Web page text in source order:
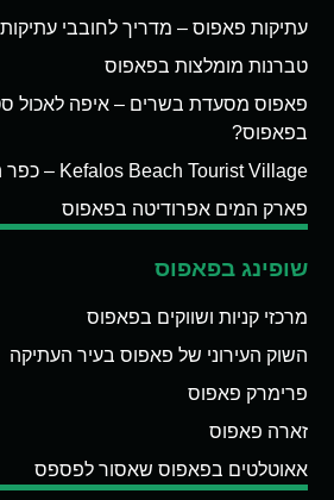
עתיקות פאפוס – מדריך לחובבי עתיקות
טברנות מומלצות בפאפוס
פאפוס מסעדת בשרים – איפה לאכול
בפאפוס?
Kefalos Beach Tourist Village – כפר הנופש קפלוס פאפוס
פארק המים אפרודיטה בפאפוס
שופינג בפאפוס
מרכזי קניות ושווקים בפאפוס
השוק העירוני של פאפוס בעיר העתיקה
פרימרק פאפוס
זארה פאפוס
אאוטלטים בפאפוס שאסור לפספס